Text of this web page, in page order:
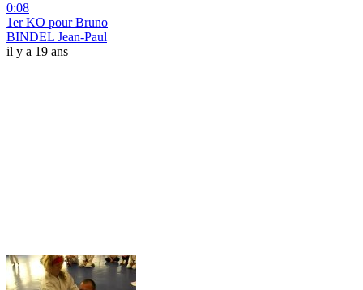
0:08
1er KO pour Bruno
BINDEL Jean-Paul
il y a 19 ans